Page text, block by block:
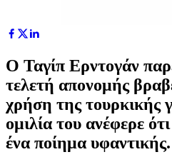
Ο Ταγίπ Ερντογάν
τελετή απονομής
χρήση της τουρκικής
ομιλία του ανέφερε
ένα ποίημα υφαντικής.